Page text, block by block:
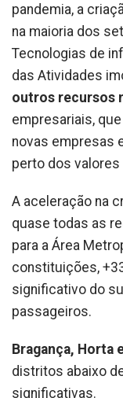
pandemia, a
na maioria dos
Tecnologias de
das Atividades
outros recursos
empresariais,
novas empresas
perto dos valores
A aceleração na
quase todas as
para a Área
constituições,
significativo do
passageiros.
Bragança, Horta
distritos abaixo
significativas.